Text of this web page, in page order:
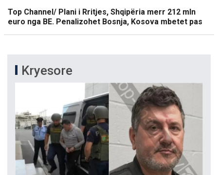
Top Channel/ Plani i Rritjes, Shqipëria merr 212 mln
euro nga BE. Penalizohet Bosnja, Kosova mbetet pas
Kryesore